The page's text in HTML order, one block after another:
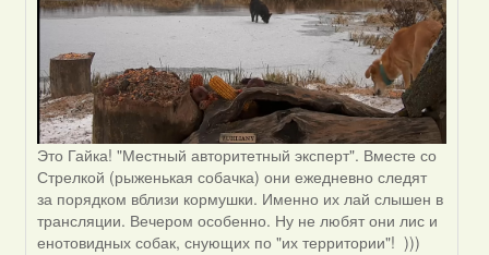
Это Гайка! "Местный авторитетный эксперт". Вместе со
Стрелкой (рыженькая собачка) они ежедневно следят
за порядком вблизи кормушки. Именно их лай слышен в
трансляции. Вечером особенно. Ну не любят они лис и
енотовидных собак, снующих по "их территории"! )))